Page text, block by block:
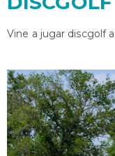
Vine a jugar discgolf